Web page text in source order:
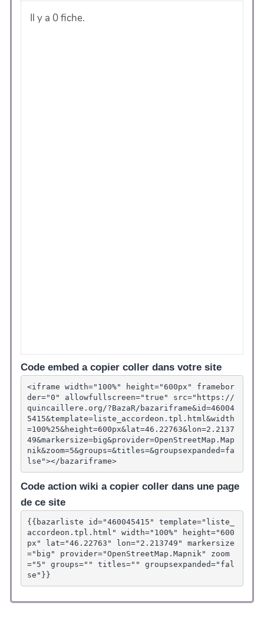
Code embed a copier coller dans votre site
<iframe width="100%" height="600px" framebor
der="0" allowfullscreen="true" src="https://
quincaillere.org/?BazaR/bazariframe&id=46004
5415&template=liste_accordeon.tpl.html&width
=100%25&height=600px&lat=46.22763&lon=2.2137
49&markersize=big&provider=OpenStreetMap.Map
nik&zoom=5&groups=&titles=&groupsexpanded=fa
lse"></bazariframe>
Code action wiki a copier coller dans une page
de ce site
{{bazarliste id="460045415" template="liste_
accordeon.tpl.html" width="100%" height="600
px" lat="46.22763" lon="2.213749" markersize
="big" provider="OpenStreetMap.Mapnik" zoom
="5" groups="" titles="" groupsexpanded="fal
se"}}